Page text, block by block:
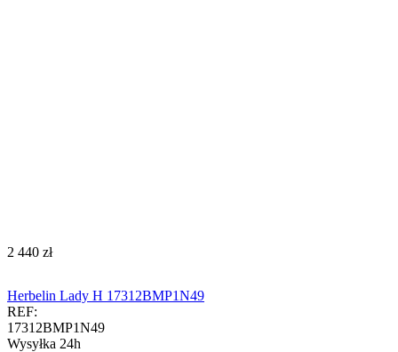
‍2 440‍ zł
Herbelin Lady H 17312BMP1N49
REF:
17312BMP1N49
Wysyłka 24h